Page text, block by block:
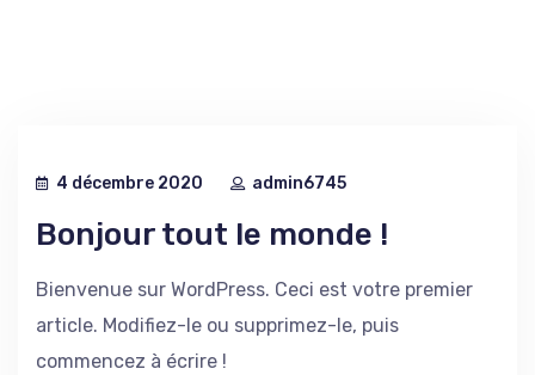
4 décembre 2020 admin6745
Bonjour tout le monde !
Bienvenue sur WordPress. Ceci est votre premier
article. Modifiez-le ou supprimez-le, puis
commencez à écrire !